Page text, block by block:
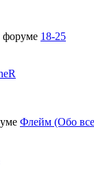
форуме 18-25
Флейм (Обо